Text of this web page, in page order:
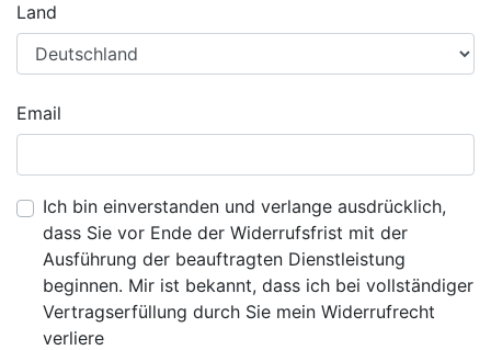
Land
Email
Ich bin einverstanden und verlange ausdrücklich,
dass Sie vor Ende der Widerrufsfrist mit der
Ausführung der beauftragten Dienstleistung
beginnen. Mir ist bekannt, dass ich bei vollständiger
Vertragserfüllung durch Sie mein Widerrufrecht
verliere